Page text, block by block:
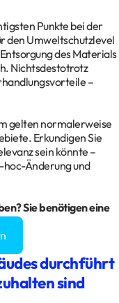
Punkte bei der
den Umweltschutzlevel
des Materials
Nichtsdestotrotz
–
gelten normalerweise
Erkundigen Sie
sein könnte –
hoc-Änderung und
Sie benötigen eine
durchführt
sind